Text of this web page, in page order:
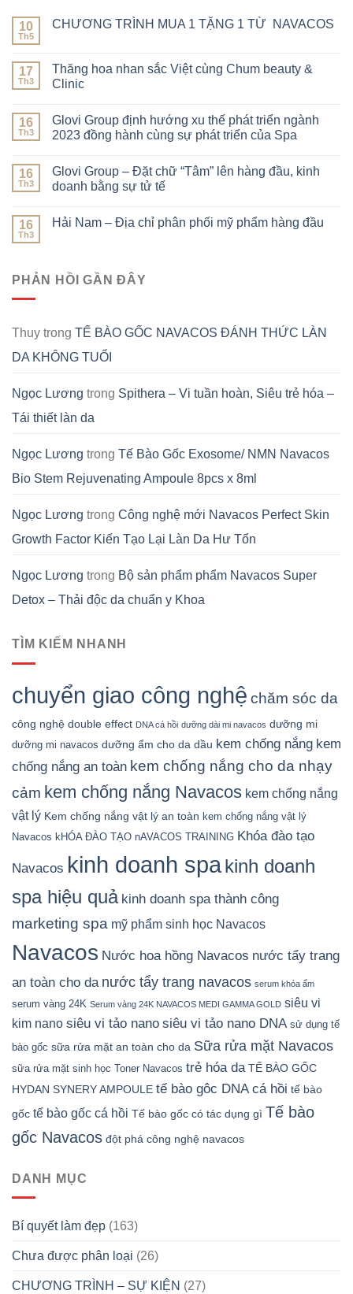
10
Th5
CHƯƠNG TRÌNH MUA 1 TẶNG 1 TỪ NAVACOS
17
Th3
Thăng hoa nhan sắc Việt cùng Chum beauty &
Clinic
16
Th3
Glovi Group định hướng xu thế phát triển ngành
2023 đồng hành cùng sự phát triển của Spa
16
Th3
Glovi Group – Đặt chữ “Tâm” lên hàng đầu, kinh
doanh bằng sự tử tế
16
Th3
Hải Nam – Địa chỉ phân phối mỹ phẩm hàng đầu
PHẢN HỒI GẦN ĐÂY
Thuy trong TẾ BÀO GỐC NAVACOS ĐÁNH THỨC LÀN
DA KHÔNG TUỔI
Ngọc Lương trong Spithera – Vi tuần hoàn, Siêu trẻ hóa –
Tái thiết làn da
Ngọc Lương trong Tế Bào Gốc Exosome/ NMN Navacos
Bio Stem Rejuvenating Ampoule 8pcs x 8ml
Ngọc Lương trong Công nghệ mới Navacos Perfect Skin
Growth Factor Kiến Tạo Lại Làn Da Hư Tổn
Ngọc Lương trong Bộ sản phẩm phẩm Navacos Super
Detox – Thải độc da chuẩn y Khoa
TÌM KIẾM NHANH
chuyển giao công nghệ chăm sóc da
công nghệ double effect DNA cá hồi dưỡng dài mi navacos dưỡng mi
dưỡng mi navacos dưỡng ẩm cho da dầu kem chống nắng kem
chống nắng an toàn kem chống nắng cho da nhạy
cảm kem chống nắng Navacos kem chống nắng
vật lý Kem chống nắng vật lý an toàn kem chống nắng vật lý
Navacos kHÓA ĐÀO TẠO nAVACOS TRAINING Khóa đào tạo
Navacos kinh doanh spakinh doanh
spa hiệu quả kinh doanh spa thành công
marketing spa mỹ phẩm sinh học Navacos
Navacos Nước hoa hồng Navacos nước tẩy trang
an toàn cho da nước tẩy trang navacos serum khóa ẩm
serum vàng 24K Serum vàng 24K NAVACOS MEDI GAMMA GOLD siêu vi
kim nano siêu vi tảo nano siêu vi tảo nano DNA sử dụng tế
bào gốc sữa rửa mặt an toàn cho da Sữa rửa mặt Navacos
sữa rửa mặt sinh học Toner Navacos trẻ hóa da TẾ BÀO GỐC
HYDAN SYNERY AMPOULE tế bào gôc DNA cá hồi tế bào
gốc tế bào gốc cá hồi Tế bào gốc có tác dụng gì Tế bào
gốc Navacos đột phá công nghệ navacos
DANH MỤC
Bí quyết làm đẹp (163)
Chưa được phân loại (26)
CHƯƠNG TRÌNH – SỰ KIỆN (27)